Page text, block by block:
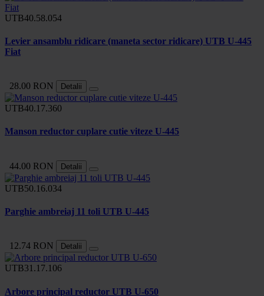
UTB40.58.054
Levier ansamblu ridicare (maneta sector ridicare) UTB U-445
Fiat
28.00 RON Detalii
UTB40.17.360
Manson reductor cuplare cutie viteze U-445
44.00 RON Detalii
UTB50.16.034
Parghie ambreiaj 11 toli UTB U-445
12.74 RON Detalii
UTB31.17.106
Arbore principal reductor UTB U-650